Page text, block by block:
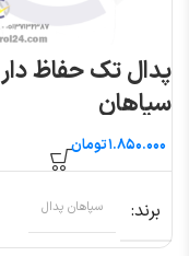
پدال تک حفاظ دار
سپاهان
تومان
برند سپاهان پدال